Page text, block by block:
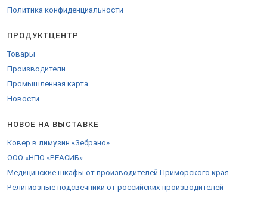
Политика конфиденциальности
ПРОДУКТЦЕНТР
Товары
Производители
Промышленная карта
Новости
НОВОЕ НА ВЫСТАВКЕ
Ковер в лимузин «Зебрано»
ООО «НПО «РЕАСИБ»
Медицинские шкафы от производителей Приморского края
Религиозные подсвечники от российских производителей